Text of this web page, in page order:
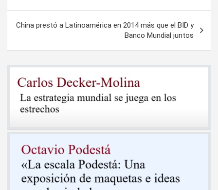
entradas
China prestó a Latinoamérica en 2014 más que el BID y
Banco Mundial juntos